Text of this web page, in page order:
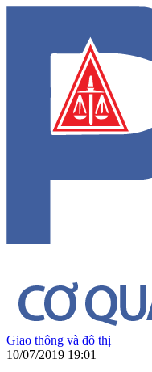
Giao thông và đô thị
10/07/2019 19:01